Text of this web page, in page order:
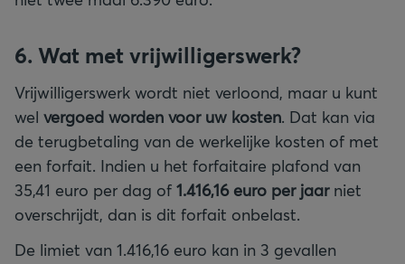
6. Wat met vrijwilligerswerk?
Vrijwilligerswerk wordt niet verloond, maar u kunt
wel vergoed worden voor uw kosten. Dat kan via
de terugbetaling van de werkelijke kosten of met
een forfait. Indien u het forfaitaire plafond van
35,41 euro per dag of 1.416,16 euro per jaarniet
overschrijdt, dan is dit forfait onbelast.
De limiet van 1.416,16 euro kan in 3 gevallen